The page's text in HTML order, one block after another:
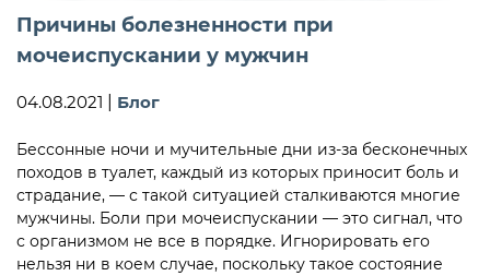
Причины болезненности при
мочеиспускании у мужчин
04.08.2021 Блог
Бессонные ночи и мучительные дни из-за бесконечных
походов в туалет, каждый из которых приносит боль и
страдание, — с такой ситуацией сталкиваются многие
мужчины. Боли при мочеиспускании — это сигнал, что
с организмом не все в порядке. Игнорировать его
нельзя ни в коем случае, поскольку такое состояние